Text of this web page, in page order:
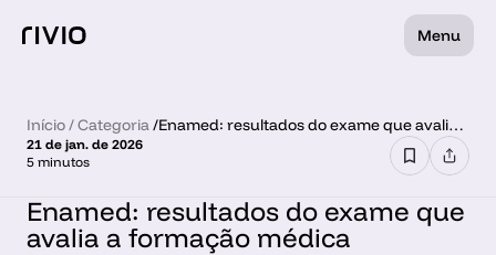
Menu
Início / Categoria /Enamed: resultados do exame que avalia a
Enamed: resultados do exame que
avalia a formação médica
21 de jan. de 2026
5 minutos